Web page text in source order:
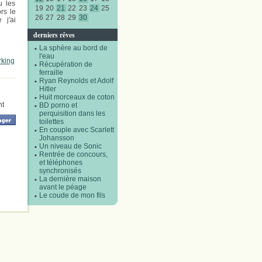
19 20 21 22 23 24 25
26 27 28 29 30
derniers rêves
La sphère au bord de
l'eau
Récupération de
ferraille
Ryan Reynolds et Adolf
Hitler
Huit morceaux de coton
BD porno et
perquisition dans les
toilettes
En couple avec Scarlett
Johansson
Un niveau de Sonic
Rentrée de concours,
et téléphones
synchronisés
La dernière maison
avant le péage
Le coude de mon fils
les
le
j'ai